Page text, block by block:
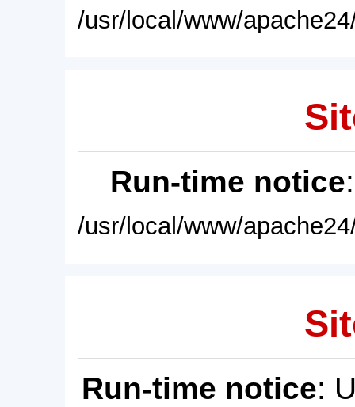
/usr/local/www/
Run-time notice
/usr/local/www/
Run-time notice: